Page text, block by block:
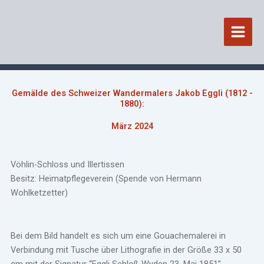
Gemälde des Schweizer Wandermalers Jakob Eggli (1812 -
1880):
März 2024
Vöhlin-Schloss und Illertissen
Besitz: Heimatpflegeverein (Spende von Hermann
Wohlketzetter)
Bei dem Bild handelt es sich um eine Gouachemalerei in
Verbindung mit Tusche über Lithografie in der Größe 33 x 50